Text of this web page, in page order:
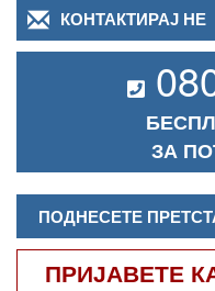
КОНТАКТИРАЈ НЕ
ЗА
ПОДНЕСЕТЕ
ПРИЈАВЕТЕ